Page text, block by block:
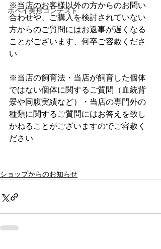
ホペイ美形コンテスト
※当店のお客様以外の方からのお問い
合わせや、ご購入を検討されていない
方からのご質問にはお返事が遅くなる
ことがございます、何卒ご容赦くださ
い
※当店の飼育法・当店が飼育した個体
ではない個体に関するご質問（血統背
景や同腹実績など）・当店の専門外の
種類に関するご質問にはお答えを致し
かねることがございますのでご容赦く
ださい
ショップからのお知らせ